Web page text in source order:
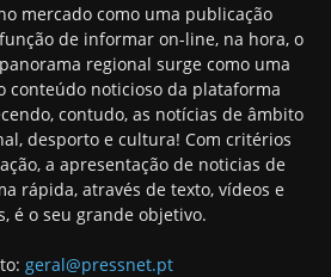
mercado como uma publicação
de informar on-line, na hora, o
regional surge como uma
conteúdo noticioso da plataforma
contudo, as notícias de âmbito
desporto e cultura! Com critérios
a apresentação de noticias de
rápida, através de texto, vídeos e
é o seu grande objetivo.
geral@pressnet.pt